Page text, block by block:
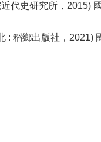
代史研究所，2015)
: 稻鄉出版社，2021)